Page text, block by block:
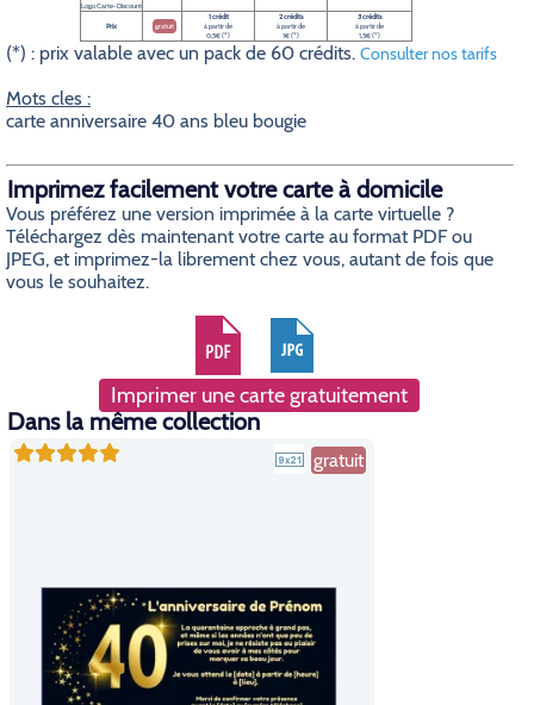
Logo Carte-Discount
Prix gratuit
1 crédit
à partir de
0,5€ (*)
2 crédits
à partir de
1€ (*)
3 crédits
à partir de
1,5€ (*)
(*) : prix valable avec un pack de 60 crédits. Consulter nos tarifs
Mots cles :
carte anniversaire 40 ans bleu bougie
Imprimez facilement votre carte à domicile
Vous préférez une version imprimée à la carte virtuelle ?
Téléchargez dès maintenant votre carte au format PDF ou
JPEG, et imprimez-la librement chez vous, autant de fois que
vous le souhaitez.
Imprimer une carte gratuitement
Dans la même collection
gratuit